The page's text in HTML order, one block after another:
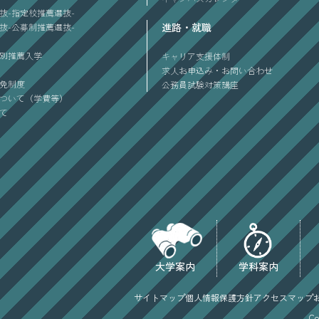
-指定校推薦選抜-
-公募制推薦選抜-
推薦入学
制度
いて（学費等）
進路・就職
キャリア支援体制
求人お申込み・お問い合わせ
公務員試験対策講座
大学案内 学科案内
サイトマップ個人情報保護方針アクセスマップ